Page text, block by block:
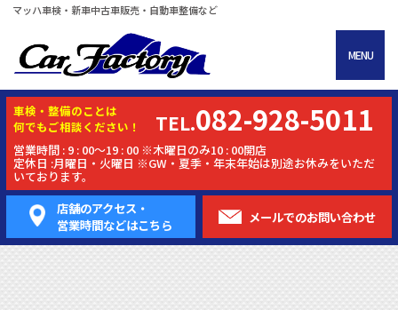
マッハ車検・新車中古車販売・自動車整備など
MENU
車検・ 整備のことは
何でもご相談ください！
TEL.082-928-5011
営業時間 : 9 : 00～19 : 00 ※木曜日のみ10 : 00開店
定休日 :月曜日・火曜日 ※GW・夏季・年末年始は別途お休みをいただ
いております。
店舗のアクセス・
営業時間などはこちら
メールでのお問い合わせ